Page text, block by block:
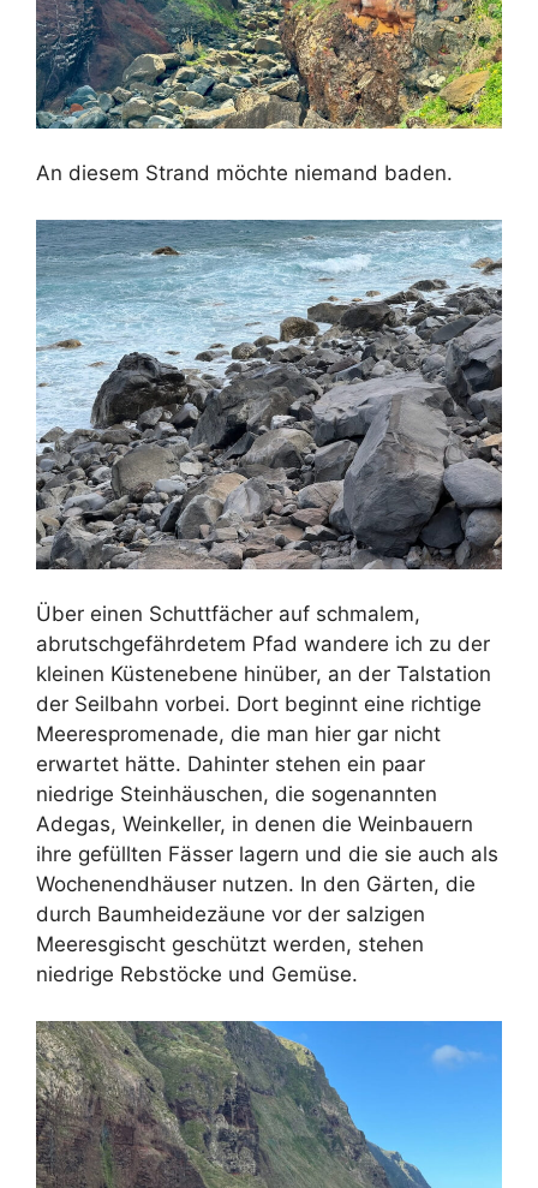
An diesem Strand möchte niemand baden.
Über einen Schuttfächer auf schmalem,
abrutschgefährdetem Pfad wandere ich zu der
kleinen Küstenebene hinüber, an der Talstation
der Seilbahn vorbei. Dort beginnt eine richtige
Meerespromenade, die man hier gar nicht
erwartet hätte. Dahinter stehen ein paar
niedrige Steinhäuschen, die sogenannten
Adegas, Weinkeller, in denen die Weinbauern
ihre gefüllten Fässer lagern und die sie auch als
Wochenendhäuser nutzen. In den Gärten, die
durch Baumheidezäune vor der salzigen
Meeresgischt geschützt werden, stehen
niedrige Rebstöcke und Gemüse.